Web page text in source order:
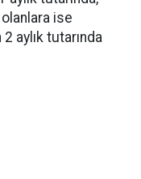
ise
aylık tutarında